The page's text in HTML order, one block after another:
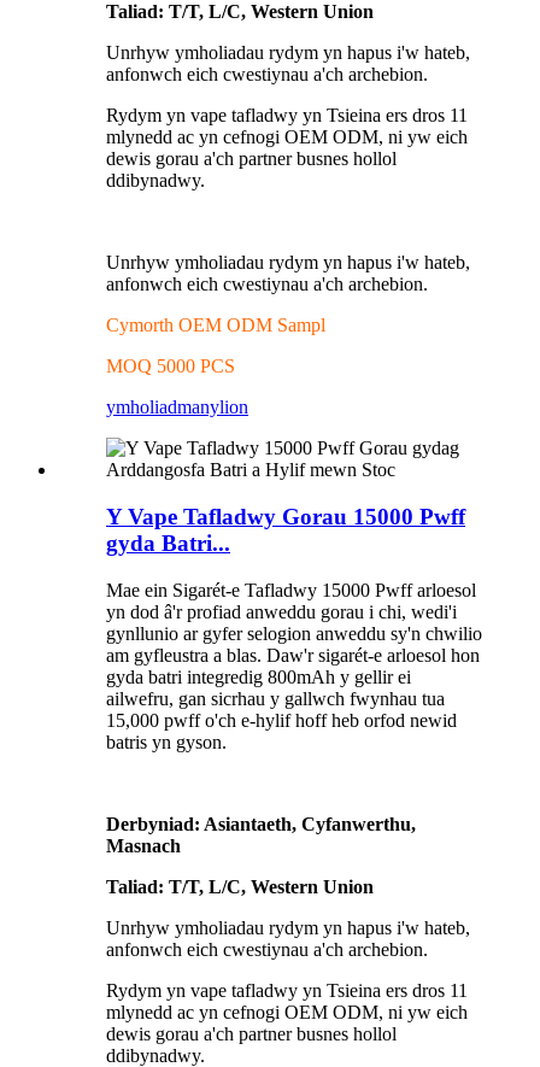
Taliad: T/T, L/C, Western Union
Unrhyw ymholiadau rydym yn hapus i'w hateb,
anfonwch eich cwestiynau a'ch archebion.
Rydym yn vape tafladwy yn Tsieina ers dros 11
mlynedd ac yn cefnogi OEM ODM, ni yw eich
dewis gorau a'ch partner busnes hollol
ddibynadwy.
Unrhyw ymholiadau rydym yn hapus i'w hateb,
anfonwch eich cwestiynau a'ch archebion.
Cymorth OEM ODM Sampl
MOQ 5000 PCS
ymholiadmanylion
Y Vape Tafladwy Gorau 15000 Pwff
gyda Batri...
Mae ein Sigarét-e Tafladwy 15000 Pwff arloesol
yn dod â'r profiad anweddu gorau i chi, wedi'i
gynllunio ar gyfer selogion anweddu sy'n chwilio
am gyfleustra a blas. Daw'r sigarét-e arloesol hon
gyda batri integredig 800mAh y gellir ei
ailwefru, gan sicrhau y gallwch fwynhau tua
15,000 pwff o'ch e-hylif hoff heb orfod newid
batris yn gyson.
Derbyniad: Asiantaeth, Cyfanwerthu,
Masnach
Taliad: T/T, L/C, Western Union
Unrhyw ymholiadau rydym yn hapus i'w hateb,
anfonwch eich cwestiynau a'ch archebion.
Rydym yn vape tafladwy yn Tsieina ers dros 11
mlynedd ac yn cefnogi OEM ODM, ni yw eich
dewis gorau a'ch partner busnes hollol
ddibynadwy.